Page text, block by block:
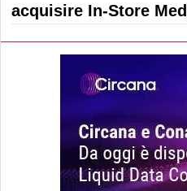
acquisire In-Store